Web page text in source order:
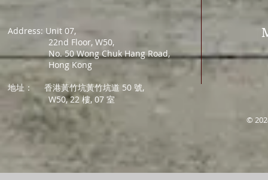
Address: Unit 07,
22nd Floor, W50,
No. 50 Wong Chuk Hang Road,
Hong Kong
地址：
香港黃竹坑黃竹坑道 50 號,
W50, 22 樓, 07 室
©